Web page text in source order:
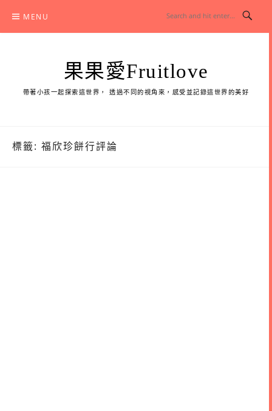
content
MENU
果果愛Fruitlove
帶著小孩一起探索這世界， 透過不同的視角來，感受並記錄這世界的美好
標籤: 福欣珍餅行評論